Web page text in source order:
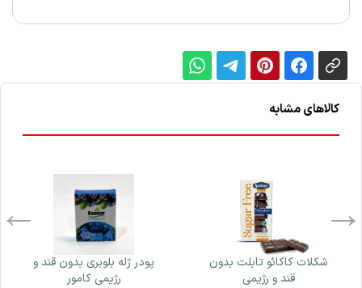
کالاهای مشابه
شکلات کاکائو تابلت بدون
قند و رژیمی
پودر ژله بلوبری بدون قند و
رژیمی کامور